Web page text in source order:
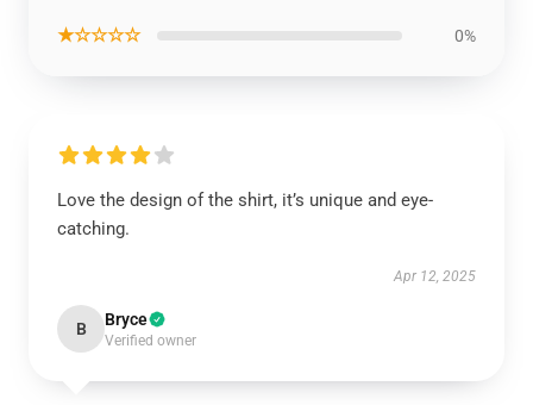
★☆☆☆☆ 0%
Love the design of the shirt, it’s unique and eye-
catching.
Apr 12, 2025
B Bryce
Verified owner